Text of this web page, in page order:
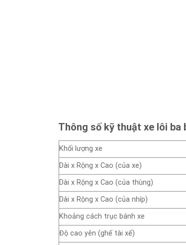
Thông số kỹ thuật xe lôi ba
Khối lượng xe
Dài x Rộng x Cao (của xe)
Dài x Rộng x Cao (của thùng)
Dài x Rộng x Cao (của nhíp)
Khoảng cách trục bánh xe
Độ cao yên (ghế tài xế)